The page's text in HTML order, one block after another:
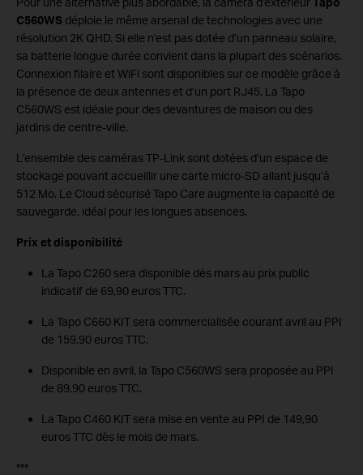
C560WS déploie le même arsenal de technologies avec une
résolution 2K QHD. Si elle n’est pas dotée d’un panneau solaire,
sa batterie longue durée convient dans la plupart des scénarios.
Connexion filaire et WiFi sont disponibles sur ce modèle grâce à
la présence de deux antennes et d’un port RJ45. La Tapo
C560WS est idéale pour des devantures de maison ou des
jardins de centre-ville.
L’ensemble des caméras TP-Link sont dotées d’un espace de
stockage pouvant accueillir une carte micro-SD allant jusqu’à
512 Mo. Le Cloud sécurisé Tapo Care augmente la capacité de
sauvegarde, idéal pour les longues absences.
Prix et disponibilité
La Tapo C260 sera disponible dès mars au prix public
indicatif de 69,90 euros TTC.
La Tapo C660 KIT sera commercialisée courant avril au PPI
de 159,90 euros TTC.
Disponible en avril, la Tapo C560WS sera proposée au PPI
de 89,90 euros TTC.
La Tapo C460 KIT sera mise en vente au PPI de 149,90
euros TTC dès le mois de mars.
***